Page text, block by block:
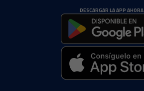
DESCARGAR LA APP AHORA